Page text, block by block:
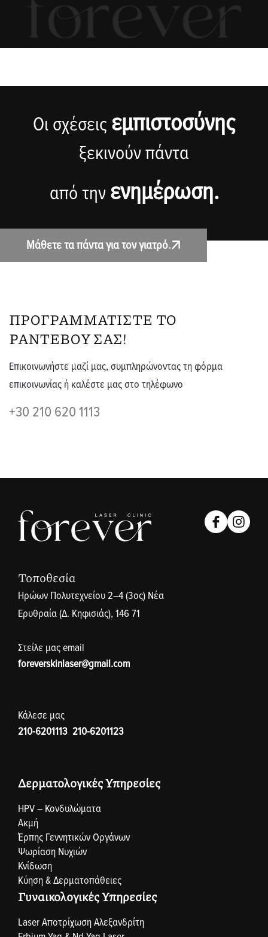
Οι σχέσεις εμπιστοσύνης
ξεκινούν πάντα
από την ενημέρωση.
Μάθετε τα πάντα για τον γιατρό.
ΠΡΟΓΡΑΜΜΑΤIΣΤΕ ΤΟ
ΡΑΝΤΕΒΟY ΣΑΣ!
Επικοινωνήστε μαζί μας, συμπληρώνοντας τη φόρμα
επικοινωνίας ή καλέστε μας στο τηλέφωνο
+30 210 620 1113
Τοποθεσία
Ηρώων Πολυτεχνείου 2–4 (3ος) Νέα
Ερυθραία (Δ. Κηφισιάς), 146 71
Στείλε μας email
foreverskinlaser@gmail.com
Κάλεσε μας
210-6201113 210-6201123
Δερματολογικές Υπηρεσίες
HPV – Κονδυλώματα
Ακμή
Έρπης Γεννητικών Οργάνων
Ψωρίαση Νυχιών
Κνίδωση
Κύηση & Δερματοπάθειες
Γυναικολογικές Υπηρεσίες
Laser Αποτρίχωση Αλεξανδρίτη